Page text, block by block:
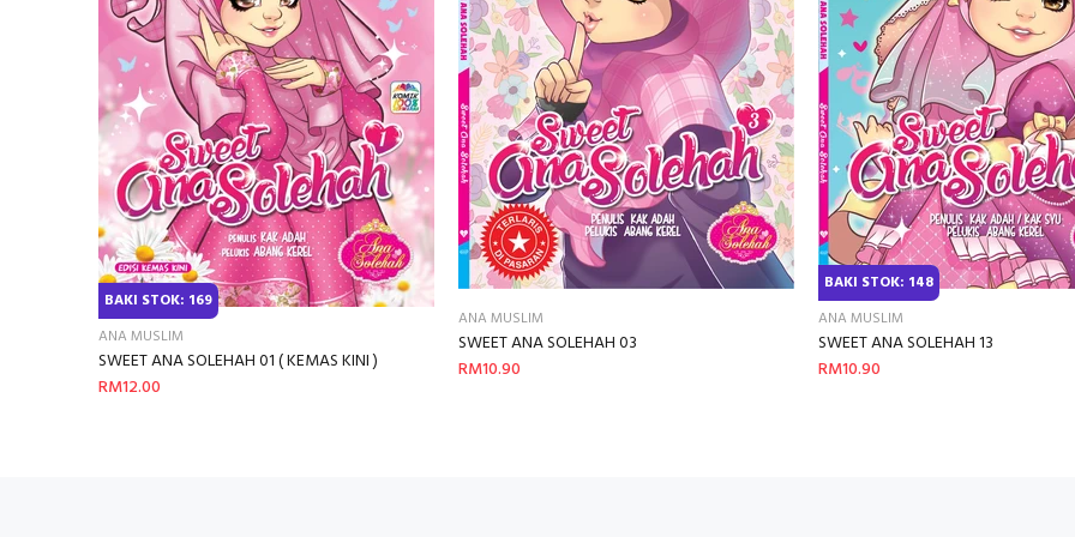
BAKI STOK: 169
ANA MUSLIM
SWEET ANA SOLEHAH 01 ( KEMAS KINI )
RM12.00
ANA MUSLIM
SWEET ANA SOLEHAH 03
RM10.90
BAKI STOK: 148
ANA MUSLIM
SWEET ANA SOLEHAH 13
RM10.90